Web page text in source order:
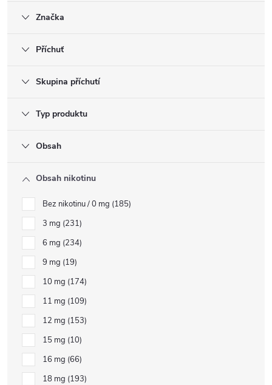
Značka
Příchuť
Skupina příchutí
Typ produktu
Obsah
Obsah nikotinu
Bez nikotinu / 0 mg 185
3 mg 231
6 mg 234
9 mg 19
10 mg 174
11 mg 109
12 mg 153
15 mg 10
16 mg 66
18 mg 193